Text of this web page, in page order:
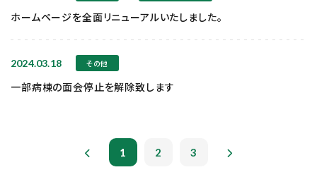
ホームページを全面リニューアルいたしました。
2024.03.18 その他
一部病棟の面会停止を解除致します
1 2 3